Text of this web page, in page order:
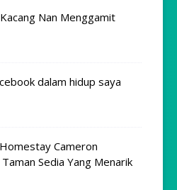
Nan Menggamit
dalam hidup saya
Cameron
Sedia Yang Menarik